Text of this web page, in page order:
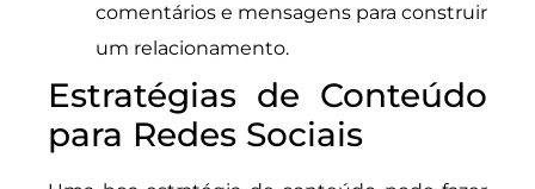
comentários e mensagens para construir
um relacionamento.
Estratégias de Conteúdo
para Redes Sociais